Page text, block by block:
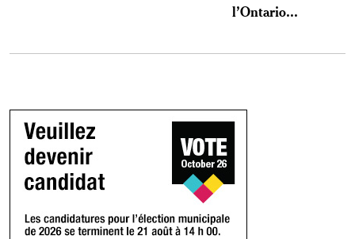
l’Ontario...